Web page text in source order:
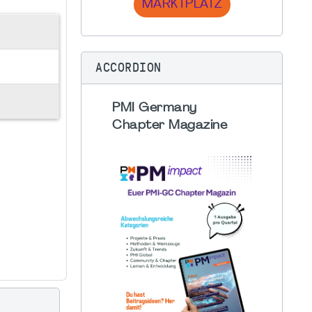
MARKTPLATZ
ACCORDION
PMI Germany
Chapter Magazine